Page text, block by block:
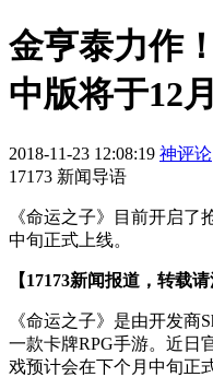
金亨泰力作
中版将于12
2018-11-23 12:08:19 神评论
17173 新闻导语
《命运之子》目前开启了
中旬正式上线。
【17173新闻报道，转载请
《命运之子》是由开发商
一款卡牌RPG手游。近日
戏预计会在下个月中旬正